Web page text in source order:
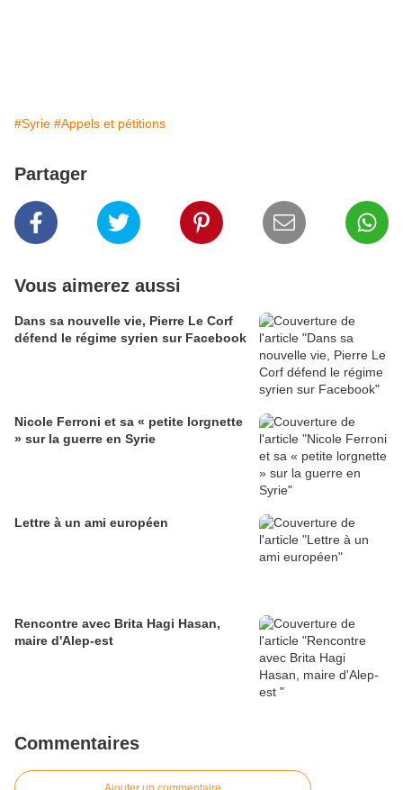
#Syrie #Appels et pétitions
Partager
Vous aimerez aussi
Dans sa nouvelle vie, Pierre Le Corf
défend le régime syrien sur Facebook
Nicole Ferroni et sa « petite lorgnette
» sur la guerre en Syrie
Lettre à un ami européen
Rencontre avec Brita Hagi Hasan,
maire d'Alep-est
Commentaires